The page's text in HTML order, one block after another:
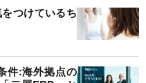
つけているち
件:海外拠点の